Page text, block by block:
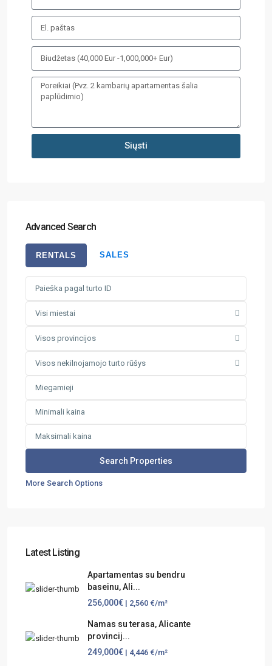
Siųsti
Advanced Search
RENTALS SALES
Visi miestai
Visos provincijos
Visos nekilnojamojo turto rūšys
More Search Options
Latest Listing
Apartamentas su bendru
baseinu, Ali...
256,000€ | 2,560 €/m²
Namas su terasa, Alicante
provincij...
249,000€ | 4,446 €/m²